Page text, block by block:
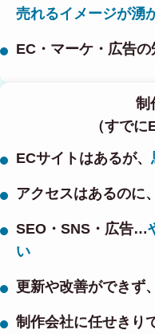
売れるイメージが湧
EC・マーケ・広告の
制
（すでに
ECサイトはあるが、
アクセスはあるのに、
SEO・SNS・広告…
い
更新や改善ができず、
制作会社に任せきり